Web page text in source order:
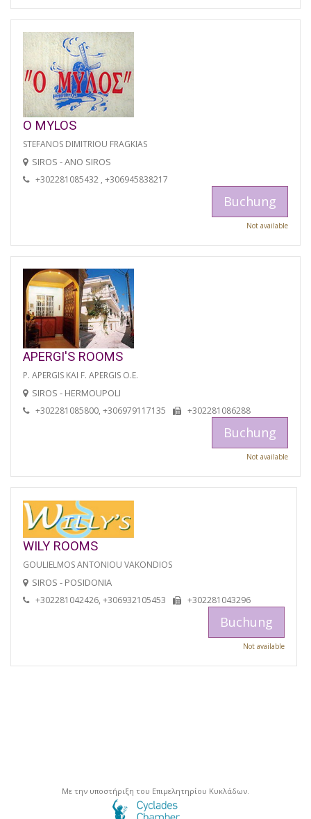
O MYLOS
STEFANOS DIMITRIOU FRAGKIAS
SIROS - ANO SIROS
+302281085432 , +306945838217
Buchung
Not available
APERGI'S ROOMS
P. APERGIS KAI F. APERGIS O.E.
SIROS - HERMOUPOLI
+302281085800, +306979117135 +302281086288
Buchung
Not available
WILY ROOMS
GOULIELMOS ANTONIOU VAKONDIOS
SIROS - POSIDONIA
+302281042426, +306932105453 +302281043296
Buchung
Not available
Με την υποστήριξη του Επιμελητηρίου Κυκλάδων.